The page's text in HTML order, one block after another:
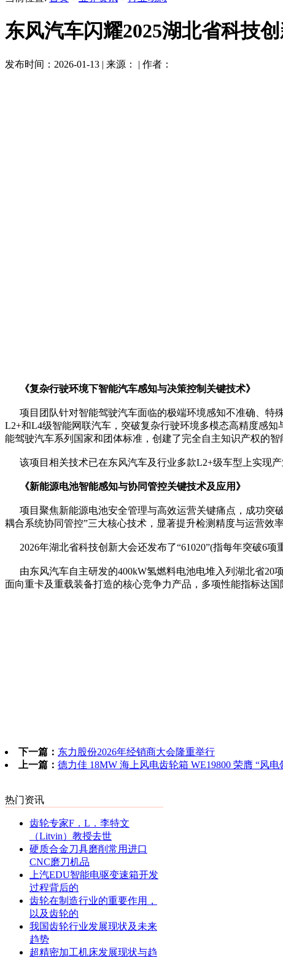
东风汽车闪耀2025湖北省科技
发布时间：2026-01-13 | 来源： | 作者：
《复杂行驶环境下智能汽车感知与决策控制关键技术》
项目团队针对智能驾驶汽车面临的极端环境感知不准确、特
L2+和L4级智能网联汽车，突破复杂行驶环境多模态高精度感
能驾驶汽车系列国家和团体标准，创建了完全自主知识产权的智
该项目相关技术已在东风汽车及行业多款L2+级车型上实现产
《新能源电池智能感知与协同管控关键技术及应用》
项目聚焦新能源电池安全管理与高效运营关键痛点，成功突
耦合系统协同管控”三大核心技术，显著提升检测精度与运营效
2026年湖北省科技创新大会还发布了“61020”(指每年突破6项
由东风汽车自主研发的400kW氢燃料电池电堆入列湖北省20
面向重卡及重载装备打造的核心竞争力产品，多项性能指标达国
下一篇： 东力股份2026年经销商大会隆重举行
上一篇： 德力佳 18MW 海上风电齿轮箱 WE19800 荣膺 “风
热门资讯
齿轮专家F．L．李特文
（Litvin）教授去世
硬质合金刀具磨削常用进口
CNC磨刀机品
上汽EDU智能电驱变速箱开发
过程背后的
齿轮在制造行业的重要作用，
以及齿轮的
我国齿轮行业发展现状及未来
趋势
超精密加工机床发展现状与趋